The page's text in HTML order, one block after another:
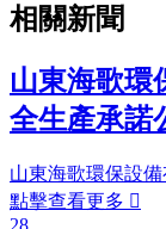
相關新聞
山東海歌環
全生產承諾
山東海歌環保設
點擊查看更多 
28